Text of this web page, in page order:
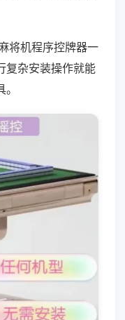
将机程序控牌器一
复杂安装操作就能